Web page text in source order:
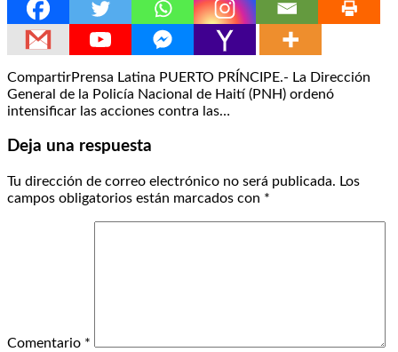
CompartirPrensa Latina PUERTO PRÍNCIPE.- La Dirección
General de la Policía Nacional de Haití (PNH) ordenó
intensificar las acciones contra las…
Deja una respuesta
Tu dirección de correo electrónico no será publicada. Los
campos obligatorios están marcados con *
Comentario *